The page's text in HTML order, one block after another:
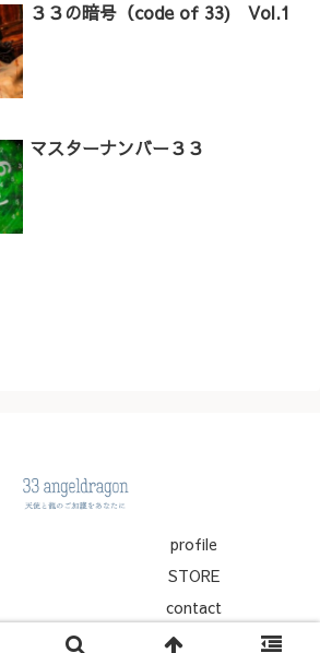
３３の暗号（code of 33) Vol.1
マスターナンバー３３
profile
STORE
contact
© 2025 33 angeldragon.